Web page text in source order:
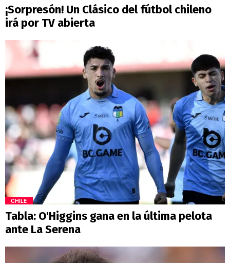
¡Sorpresón! Un Clásico del fútbol chileno
irá por TV abierta
CHILE
Tabla: O'Higgins gana en la última pelota
ante La Serena